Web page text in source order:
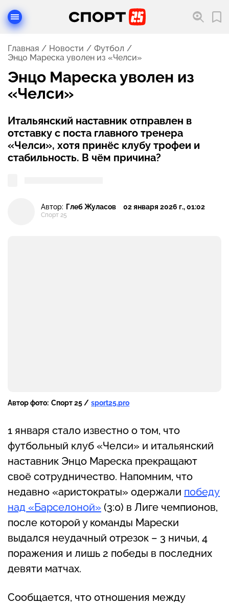
Главная Новости
Футбол
Энцо Мареска уволен из «Челси»
Энцо Мареска уволен из
«Челси»
Итальянский наставник отправлен в
отставку с поста главного тренера
«Челси», хотя принёс клубу трофеи и
стабильность. В чём причина?
Автор: Глеб Жуласов
Спорт 25
02 января 2026 г., 01:02
Автор фото: Спорт 25 / sport25.pro
1 января стало известно о том, что
футбольный клуб «Челси» и итальянский
наставник Энцо Мареска прекращают
своё сотрудничество. Напомним, что
недавно «аристократы» одержали победу
над «Барселоной» (3:0) в Лиге чемпионов,
после которой у команды Марески
выдался неудачный отрезок – 3 ничьи, 4
поражения и лишь 2 победы в последних
девяти матчах.
Сообщается, что отношения между